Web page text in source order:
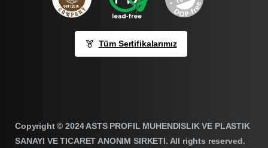
Tüm Sertifikalarımız
Copyright © 2024 ASTS PROFIL MUHENDISLIK VE PLASTIK
SANAYI VE TICARET ANONIM SIRKETI. All rights reserved.